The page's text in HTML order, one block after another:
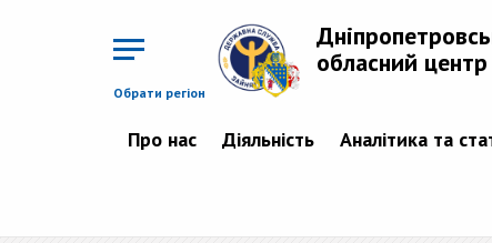
Обрати регіон
обласний центр
Про нас Діяльність Аналітика та